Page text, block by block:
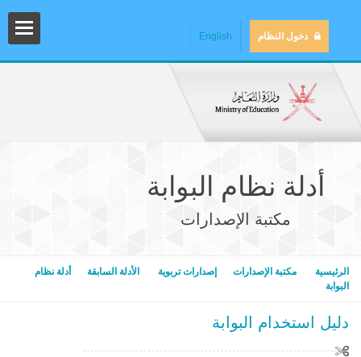
دخول النظام English
أدلة نظام البوابة
مكتبة الإصدارات
الرئيسية مكتبة الإصدارات إصدارات تربوية الأدلة السابقة
أدلة نظام
البوابة
دليل استخدام البوابة